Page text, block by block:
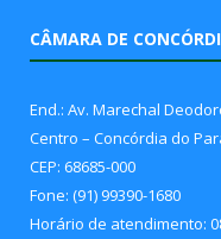
CÂMARA DE
End.: Av. Marechal
Centro – Concórdia do
CEP: 68685-000
Fone: (91) 99390-1680
Horário de atendimento: